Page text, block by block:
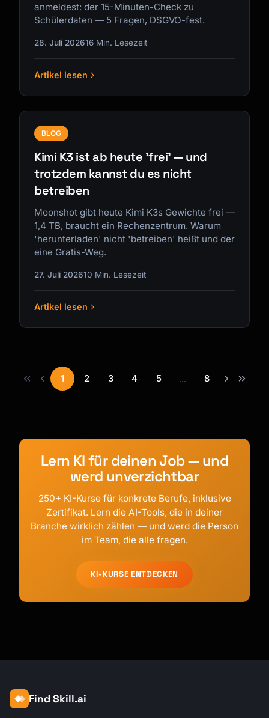
anmeldest: der 15-Minuten-Check zu
Schülerdaten — 5 Fragen, DSGVO-fest.
28. Juli 202616 Min. Lesezeit
Artikel lesen
BLOG
Kimi K3 ist ab heute 'frei' — und
trotzdem kannst du es nicht
betreiben
Moonshot gibt heute Kimi K3s Gewichte frei —
1,4 TB, braucht ein Rechenzentrum. Warum
'herunterladen' nicht 'betreiben' heißt und der
eine Gratis-Weg.
27. Juli 202610 Min. Lesezeit
Artikel lesen
1 2 3 4 5 ... 8
Lern KI für deinen Job — und
werd unverzichtbar
250+ KI-Kurse für konkrete Berufe, inklusive
Zertifikat. Lern die AI-Tools, die in deiner
Branche wirklich zählen — und werd die Person
im Team, die alle fragen.
KI-KURSE ENTDECKEN
Find Skill.ai